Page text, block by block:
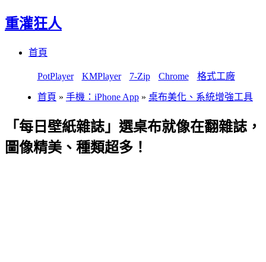
重灌狂人
首頁
PotPlayer KMPlayer 7-Zip Chrome 格式工廠
首頁 » 手機：iPhone App » 桌布美化、系統增強工具
「每日壁紙雜誌」選桌布就像在翻雜誌，
圖像精美、種類超多！